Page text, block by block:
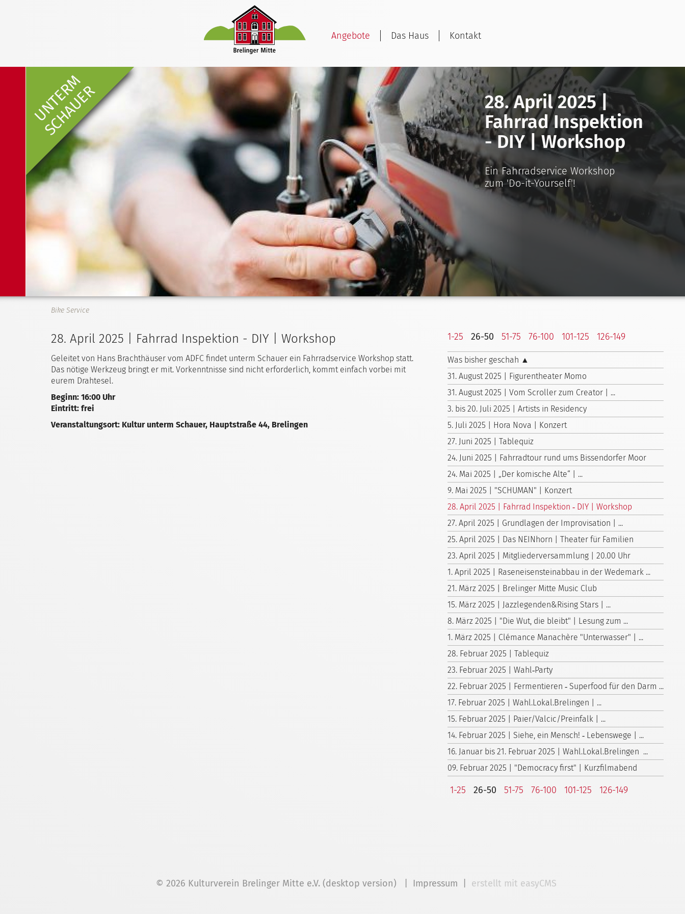
Angebote Das Haus Kontakt
UNTERM
SCHAUER
28. April 2025 |
Fahrrad Inspektion
- DIY | Workshop
Ein Fahrradservice Workshop
zum 'Do-it-Yourself'!
Bike Service
1-25 26-50 51-75 76-100 101-125 126-149
Was bisher geschah ▲
31. August 2025 | Figurentheater Momo
31. August 2025 | Vom Scroller zum Creator | ...
3. bis 20. Juli 2025 | Artists in Residency
5. Juli 2025 | Hora Nova | Konzert
27. Juni 2025 | Tablequiz
24. Juni 2025 | Fahrradtour rund ums Bissendorfer Moor
24. Mai 2025 | „Der komische Alte“ | ...
9. Mai 2025 | "SCHUMAN" | Konzert
28. April 2025 | Fahrrad Inspektion ‑ DIY | Workshop
27. April 2025 | Grundlagen der Improvisation | ...
25. April 2025 | Das NEINhorn | Theater für Familien
23. April 2025 | Mitgliederversammlung | 20.00 Uhr
1. April 2025 | Raseneisensteinabbau in der Wedemark ...
21. März 2025 | Brelinger Mitte Music Club
15. März 2025 | Jazzlegenden&Rising Stars | ...
8. März 2025 | "Die Wut, die bleibt" | Lesung zum ...
1. März 2025 | Clémance Manachère "Unterwasser" | ...
28. Februar 2025 | Tablequiz
23. Februar 2025 | Wahl‑Party
22. Februar 2025 | Fermentieren ‑ Superfood für den Darm ...
17. Februar 2025 | Wahl.Lokal.Brelingen | ...
15. Februar 2025 | Paier/Valcic/Preinfalk | ...
14. Februar 2025 | Siehe, ein Mensch! ‑ Lebenswege | ...
16. Januar bis 21. Februar 2025 | Wahl.Lokal.Brelingen ...
09. Februar 2025 | "Democracy first" | Kurzfilmabend
1-25 26-50 51-75 76-100 101-125 126-149
28. April 2025 | Fahrrad Inspektion - DIY | Workshop
Geleitet von Hans Brachthäuser vom ADFC findet unterm Schauer ein Fahrradservice Workshop statt.
Das nötige Werkzeug bringt er mit. Vorkenntnisse sind nicht erforderlich, kommt einfach vorbei mit
eurem Drahtesel.
Beginn: 16:00 Uhr
Eintritt: frei
Veranstaltungsort: Kultur unterm Schauer, Hauptstraße 44, Brelingen
© 2026 Kulturverein Brelinger Mitte e.V. (desktop version) | Impressum erstellt mit easyCMS